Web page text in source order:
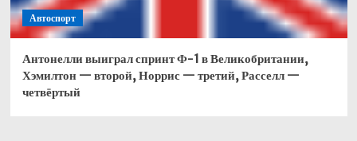
Автоспорт
Антонелли выиграл спринт Ф-1 в Великобритании,
Хэмилтон — второй, Норрис — третий, Расселл —
четвёртый